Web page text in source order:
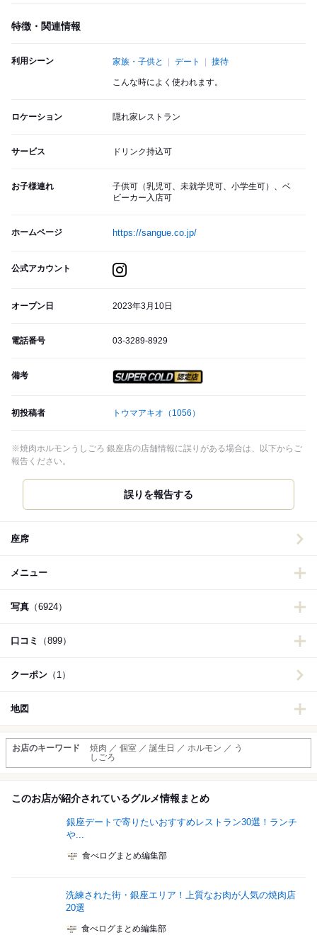
特徴・関連情報
利用シーン 家族・子供と デート 接待
こんな時によく使われます。
ロケーション 隠れ家レストラン
サービス ドリンク持込可
お子様連れ
子供可（乳児可、未就学児可、小学生可）、ベ
ビーカー入店可
ホームページ https://sangue.co.jp/
公式アカウント
オープン日 2023年3月10日
電話番号 03-3289-8929
備考
初投稿者 トウマアキオ （1056）
※焼肉ホルモンうしごろ 銀座店の店舗情報に誤りがある場合は、以下からご
報告ください。
誤りを報告する
座席
メニュー
写真 （6924）
口コミ （899）
クーポン （1）
地図
お店のキーワード
焼肉 ／ 個室 ／ 誕生日 ／ ホルモン ／ う
しごろ
このお店が紹介されているグルメ情報まとめ
銀座デートで寄りたいおすすめレストラン30選！ランチ
や...
食べログまとめ編集部
洗練された街・銀座エリア！上質なお肉が人気の焼肉店
20選
食べログまとめ編集部